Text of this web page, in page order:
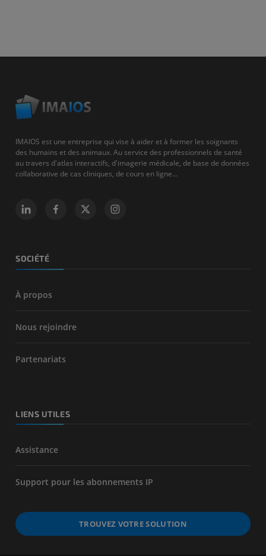
IMAIOS est une entreprise qui vise à aider et à former les soignants
des humains et des animaux. Au service des professionnels de santé
au travers d'atlas interactifs, d'imagerie médicale, de base de données
collaborative de cas cliniques, de cours en ligne...
SOCIÉTÉ
À propos
Nous rejoindre
Partenariats
LIENS UTILES
Assistance
Support pour les abonnements IP
TROUVEZ VOTRE SOLUTION